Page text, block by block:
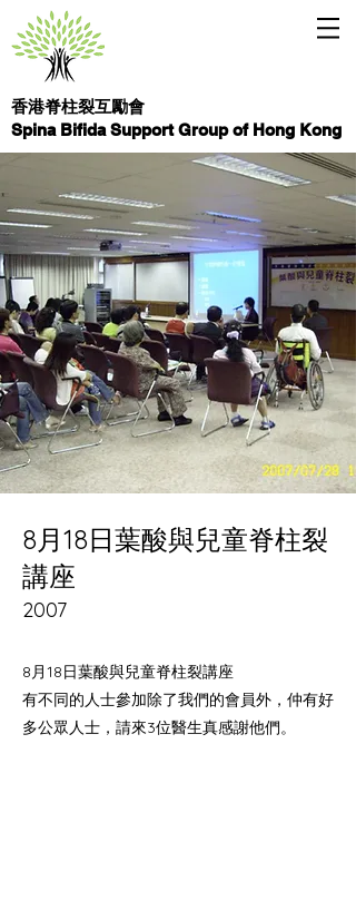
香港脊柱裂互勵會
Spina Bifida Support Group of Hong Kong
8月18日葉酸與兒童脊柱裂
講座
2007
8月18日葉酸與兒童脊柱裂講座
有不同的人士參加除了我們的會員外，仲有好
多公眾人士，請來3位醫生真感謝他們。